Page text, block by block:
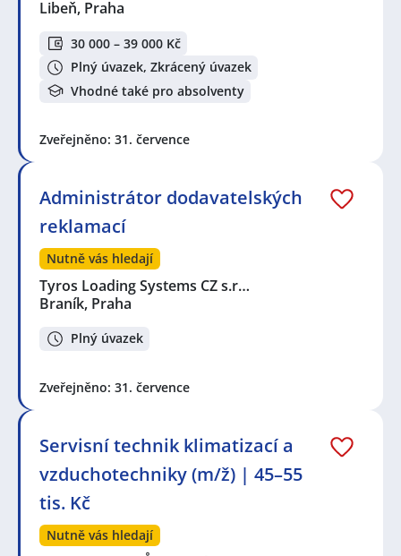
Libeň, Praha
30 000 – 39 000 Kč
Plný úvazek, Zkrácený úvazek
Vhodné také pro absolventy
Zveřejněno: 31. července
Administrátor dodavatelských
reklamací
Nutně vás hledají
Tyros Loading Systems CZ s.r…
Braník, Praha
Plný úvazek
Zveřejněno: 31. července
Servisní technik klimatizací a
vzduchotechniky (m/ž) | 45–55
tis. Kč
Nutně vás hledají